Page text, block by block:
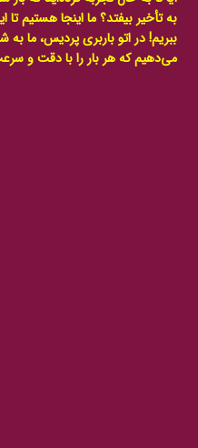
به تأخیر بیفتد؟ ما اینجا هستیم
ببریم! در اتو باربری پردیس، ما
می‌دهیم که هر بار را با دقت و